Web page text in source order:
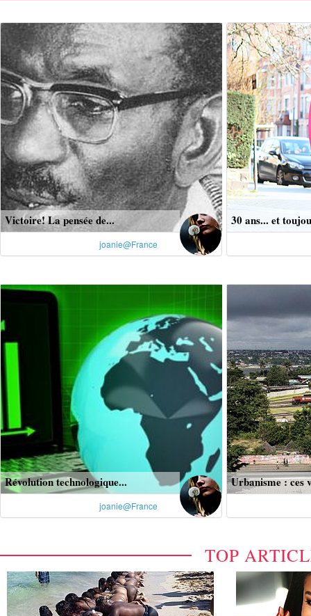
Victoire! La pensée de...
joanie@France
30 ans... et
Révolution technologique...
joanie@France
Urbanisme : ces
TOP